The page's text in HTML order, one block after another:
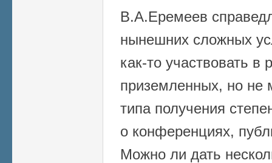
В.А.Еремеев
нынешних сложных
как-то участвовать в
приземленных, но не
типа получения
о конференциях,
Можно ли дать